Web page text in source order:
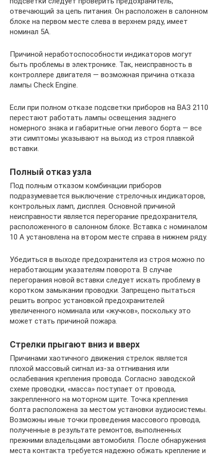
отвечающий за цепь питания. Он расположен в салонном
блоке на первом месте слева в верхнем ряду, имеет
номинал 5А.
Причиной неработоспособности индикаторов могут
быть проблемы в электронике. Так, неисправность в
контроллере двигателя — возможная причина отказа
лампы Check Engine.
Если при полном отказе подсветки приборов на ВАЗ 2110
перестают работать лампы освещения заднего
номерного знака и габаритные огни левого борта — все
эти симптомы указывают на выход из строя плавкой
вставки.
Полный отказ узла
Под полным отказом комбинации приборов
подразумевается выключение стрелочных индикаторов,
контрольных ламп, дисплея. Основной причиной
неисправности является перегорание предохранителя,
расположенного в салонном блоке. Вставка с номиналом
10 А установлена на втором месте справа в нижнем ряду.
Убедиться в выходе предохранителя из строя можно по
неработающим указателям поворота. В случае
перегорания новой вставки следует искать проблему в
коротком замыкании проводки. Запрещено пытаться
решить вопрос установкой предохранителей
увеличенного номинала или «жучков», поскольку это
может стать причиной пожара.
Стрелки прыгают вниз и вверх
Причинами хаотичного движения стрелок является
плохой массовый сигнал из-за отгнивания или
ослабевания крепления провода. Согласно заводской
схеме проводки, «масса» поступает от провода,
закрепленного на моторном щите. Точка крепления
болта расположена за местом установки аудиосистемы.
Возможны иные точки проведения массового провода,
полученные в результате ремонтов, выполненных
прежними владельцами автомобиля. После обнаружения
места контакта требуется надежно обжать крепление и